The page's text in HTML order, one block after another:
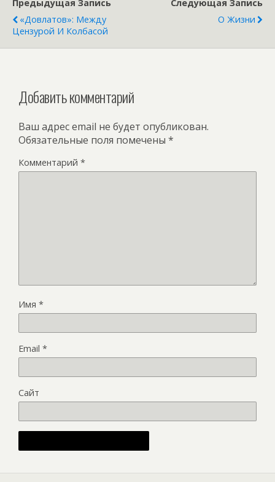
Предыдущая Запись
«Довлатов»: Между
Цензурой И Колбасой
Следующая Запись
О Жизни
Добавить комментарий
Ваш адрес email не будет опубликован.
Обязательные поля помечены *
Комментарий *
Имя *
Email *
Сайт